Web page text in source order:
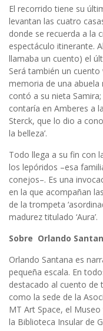
El recorrido tiene su
levantan las cuatro
donde se recuerda a la
espectáculo itinerante.
llamaba un cuento) el
Será también un
memoria de una
contó a su nieta
contaría en Amberes a
Sterck, que lo dio a
la belleza’.
Todo llega a su fin con
los lepóridos –esa
conejos–. Es una
en la que acompañan
de la trompeta
madurez titulado ‘Aura’.
Sobre Orlando
Orlando Santana es
pequeña escala. En
destacado al cuento de
como la sede de la
MT Art Space, el
la Biblioteca Insular de